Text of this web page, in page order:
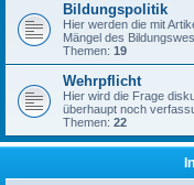
Bildungspolitik
Hier werden die mit
Mängel des
Themen: 19
Wehrpflicht
Hier wird die Frage
überhaupt noch
Themen: 22